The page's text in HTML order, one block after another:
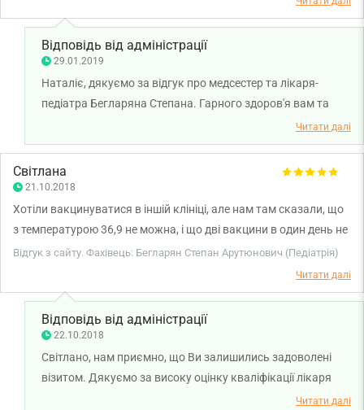
Відповідь від адміністрації
29.01.2019
Наталіє, дякуємо за відгук про медсестер та лікаря-
педіатра Бегларяна Степана. Гарного здоров'я вам та
Читати далі
Світлана
21.10.2018
Хотіли вакцинуватися в іншій клініці, але нам там сказали, що
з температурою 36,9 не можна, і що дві вакцини в один день не
можна. Знайшла Степана Арутюновича Бегларяна через його
сайт, прийшла на прийом. Без проблем ввели обидві вакцини.
Спасибі за прийом і компетентного лікаря в питаннях
нормативах по щеплення, і що робити з нашим збитим
календарем вакцинації. Будемо звертатися до лікаря ще.
Відгук з сайту. Фахівець: Бегларян Степан Арутюнович (Педіатрія)
Читати далі
Відповідь від адміністрації
22.10.2018
Світлано, нам приємно, що Ви залишились задоволені
візитом. Дякуємо за високу оцінку кваліфікації лікаря
Бегларяна Степана Арутюновича! Бажаємо Вам та Вашій
Читати далі